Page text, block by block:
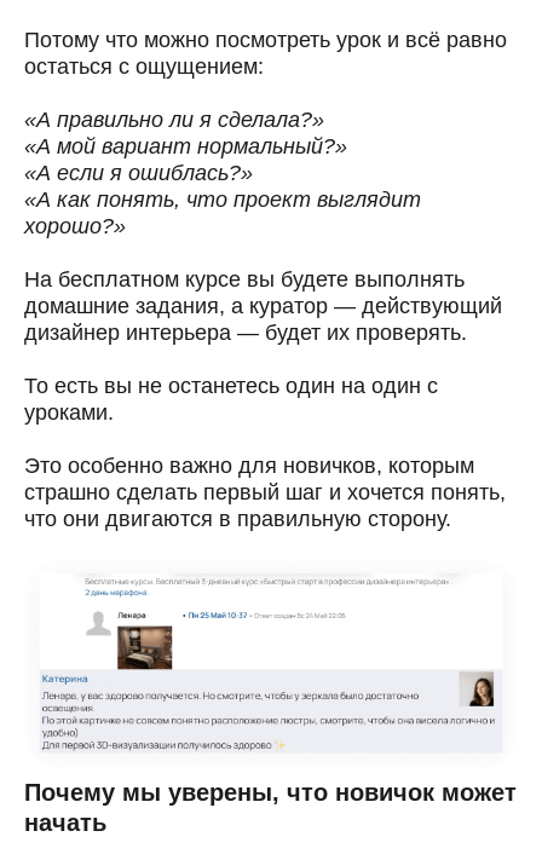
Потому что можно посмотреть урок и всё равно
остаться с ощущением:
«А правильно ли я сделала?»
«А мой вариант нормальный?»
«А если я ошиблась?»
«А как понять, что проект выглядит
хорошо?»
На бесплатном курсе вы будете выполнять
домашние задания, а куратор — действующий
дизайнер интерьера — будет их проверять.
То есть вы не останетесь один на один с
уроками.
Это особенно важно для новичков, которым
страшно сделать первый шаг и хочется понять,
что они двигаются в правильную сторону.
Почему мы уверены, что новичок может
начать